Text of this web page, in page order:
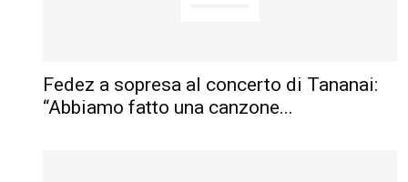
Fedez a sopresa al concerto di Tananai:
“Abbiamo fatto una canzone...